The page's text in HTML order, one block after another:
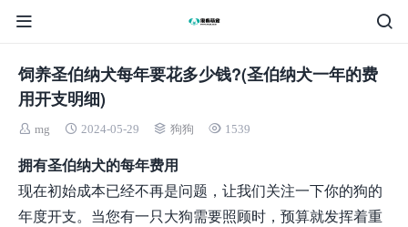
饲养圣伯纳犬每年要花多少钱?(圣伯纳犬一年的费
用开支明细)
mg 2024-05-29 狗狗 1539
拥有圣伯纳犬的每年费用
现在初始成本已经不再是问题，让我们关注一下你的狗的
年度开支。当您有一只大狗需要照顾时，预算就发挥着重